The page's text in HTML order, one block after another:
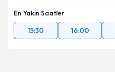
En Yakın Saatler
15:30
16:00